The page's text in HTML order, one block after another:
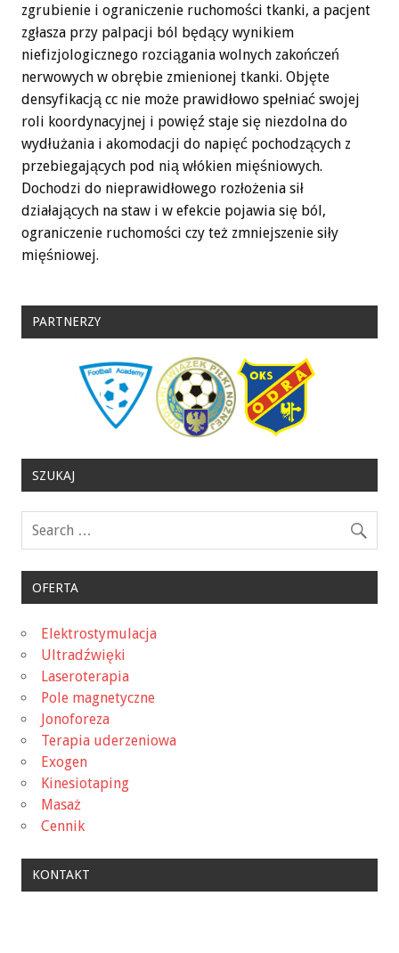
zgrubienie i ograniczenie ruchomości tkanki, a pacjent
zgłasza przy palpacji ból będący wynikiem
niefizjologicznego rozciągania wolnych zakończeń
nerwowych w obrębie zmienionej tkanki. Objęte
densyfikacją cc nie może prawidłowo spełniać swojej
roli koordynacyjnej i powięź staje się niezdolna do
wydłużania i akomodacji do napięć pochodzących z
przebiegających pod nią włókien mięśniowych.
Dochodzi do nieprawidłowego rozłożenia sił
działających na staw i w efekcie pojawia się ból,
ograniczenie ruchomości czy też zmniejszenie siły
mięśniowej.
PARTNERZY
SZUKAJ
OFERTA
Elektrostymulacja
Ultradźwięki
Laseroterapia
Pole magnetyczne
Jonoforeza
Terapia uderzeniowa
Exogen
Kinesiotaping
Masaż
Cennik
KONTAKT